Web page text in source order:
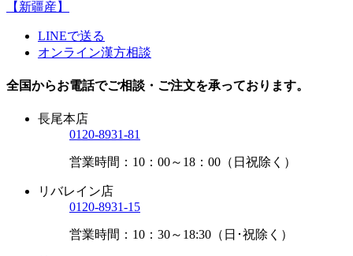
LINEで送る
オンライン漢方相談
全国からお電話でご相談・ご注文を承っております。
長尾本店
0120-8931-81
営業時間：10：00～18：00（日祝除く）
リバレイン店
0120-8931-15
営業時間：10：30～18:30（日･祝除く）